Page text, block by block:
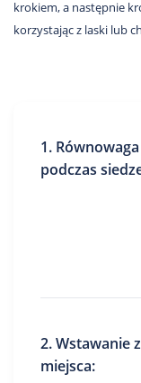
krokiem, a następnie
korzystając z laski lub
1. Równowaga
podczas
2. Wstawanie z
miejsca: